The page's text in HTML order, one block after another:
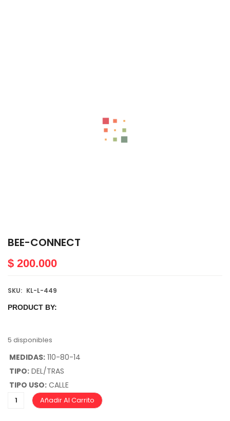
BEE-CONNECT
$ 200.000
SKU: KL-L-449
PRODUCT BY:
5 disponibles
MEDIDAS: 110-80-14
TIPO: DEL/TRAS
TIPO USO: CALLE
Añadir Al Carrito